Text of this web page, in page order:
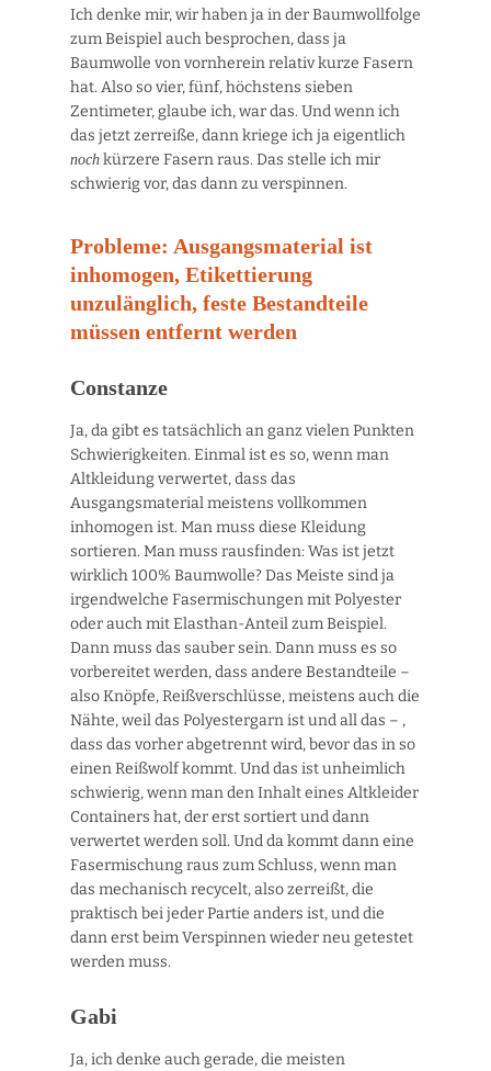
Ich denke mir, wir haben ja in der Baumwollfolge
zum Beispiel auch besprochen, dass ja
Baumwolle von vornherein relativ kurze Fasern
hat. Also so vier, fünf, höchstens sieben
Zentimeter, glaube ich, war das. Und wenn ich
das jetzt zerreiße, dann kriege ich ja eigentlich
noch kürzere Fasern raus. Das stelle ich mir
schwierig vor, das dann zu verspinnen.
Probleme: Ausgangsmaterial ist
inhomogen, Etikettierung
unzulänglich, feste Bestandteile
müssen entfernt werden
Constanze
Ja, da gibt es tatsächlich an ganz vielen Punkten
Schwierigkeiten. Einmal ist es so, wenn man
Altkleidung verwertet, dass das
Ausgangsmaterial meistens vollkommen
inhomogen ist. Man muss diese Kleidung
sortieren. Man muss rausfinden: Was ist jetzt
wirklich 100% Baumwolle? Das Meiste sind ja
irgendwelche Fasermischungen mit Polyester
oder auch mit Elasthan-Anteil zum Beispiel.
Dann muss das sauber sein. Dann muss es so
vorbereitet werden, dass andere Bestandteile –
also Knöpfe, Reißverschlüsse, meistens auch die
Nähte, weil das Polyestergarn ist und all das – ,
dass das vorher abgetrennt wird, bevor das in so
einen Reißwolf kommt. Und das ist unheimlich
schwierig, wenn man den Inhalt eines Altkleider
Containers hat, der erst sortiert und dann
verwertet werden soll. Und da kommt dann eine
Fasermischung raus zum Schluss, wenn man
das mechanisch recycelt, also zerreißt, die
praktisch bei jeder Partie anders ist, und die
dann erst beim Verspinnen wieder neu getestet
werden muss.
Gabi
Ja, ich denke auch gerade, die meisten